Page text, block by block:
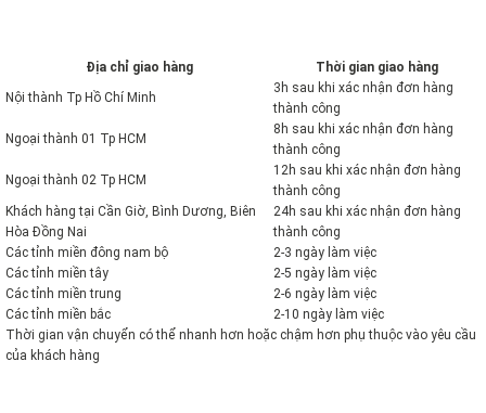
Địa chỉ giao hàng
Thời gian giao hàng
Nội thành Tp Hồ Chí Minh
3h sau khi xác nhận đơn hàng
thành công
Ngoại thành 01 Tp HCM
8h sau khi xác nhận đơn hàng
thành công
Ngoại thành 02 Tp HCM
12h sau khi xác nhận đơn hàng
thành công
Khách hàng tại Cần Giờ, Bình Dương, Biên
Hòa Đồng Nai
24h sau khi xác nhận đơn hàng
thành công
Các tỉnh miền đông nam bộ
2-3 ngày làm việc
Các tỉnh miền tây
2-5 ngày làm việc
Các tỉnh miền trung
2-6 ngày làm việc
Các tỉnh miền bắc
2-10 ngày làm việc
Thời gian vận chuyển có thể nhanh hơn hoặc chậm hơn phụ thuộc vào yêu cầu
của khách hàng